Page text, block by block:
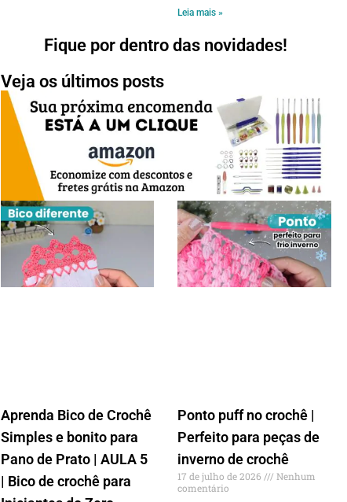
Leia mais »
Fique por dentro das novidades!
Veja os últimos posts
Aprenda Bico de Crochê
Simples e bonito para
Pano de Prato | AULA 5
| Bico de crochê para
Ponto puff no crochê |
Perfeito para peças de
inverno de crochê
17 de julho de 2026
Nenhum
comentário